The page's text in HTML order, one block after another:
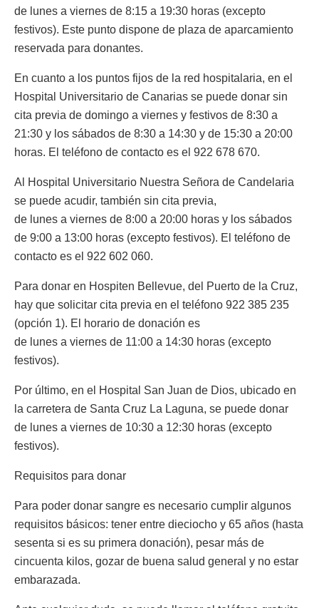
de lunes a viernes de 8:15 a 19:30 horas (excepto
festivos). Este punto dispone de plaza de aparcamiento
reservada para donantes.
En cuanto a los puntos fijos de la red hospitalaria, en el
Hospital Universitario de Canarias se puede donar sin
cita previa de domingo a viernes y festivos de 8:30 a
21:30 y los sábados de 8:30 a 14:30 y de 15:30 a 20:00
horas. El teléfono de contacto es el 922 678 670.
Al Hospital Universitario Nuestra Señora de Candelaria
se puede acudir, también sin cita previa,
de lunes a viernes de 8:00 a 20:00 horas y los sábados
de 9:00 a 13:00 horas (excepto festivos). El teléfono de
contacto es el 922 602 060.
Para donar en Hospiten Bellevue, del Puerto de la Cruz,
hay que solicitar cita previa en el teléfono 922 385 235
(opción 1). El horario de donación es
de lunes a viernes de 11:00 a 14:30 horas (excepto
festivos).
Por último, en el Hospital San Juan de Dios, ubicado en
la carretera de Santa Cruz La Laguna, se puede donar
de lunes a viernes de 10:30 a 12:30 horas (excepto
festivos).
Requisitos para donar
Para poder donar sangre es necesario cumplir algunos
requisitos básicos: tener entre dieciocho y 65 años (hasta
sesenta si es su primera donación), pesar más de
cincuenta kilos, gozar de buena salud general y no estar
embarazada.